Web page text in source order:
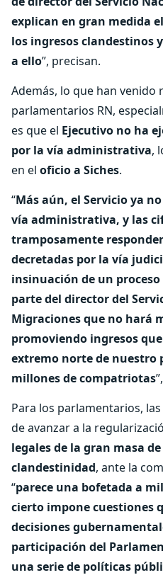
explican en gran medida
los ingresos clandestinos
a ello”, precisan.
Además, lo que han venido
parlamentarios RN,
es que el Ejecutivo no ha
por la vía administrativa,
en el oficio a Siches.
“Más aún, el Servicio ya
vía administrativa, y las
tramposamente
decretadas por la vía
insinuación de un
parte del director del
Migraciones que no hará
promoviendo ingresos
extremo norte de nuestro
millones de compatriotas
Para los parlamentarios,
de avanzar a la
legales de la gran masa
clandestinidad, ante la
“parece una bofetada a
cierto impone cuestiones
decisiones
participación del
una serie de políticas